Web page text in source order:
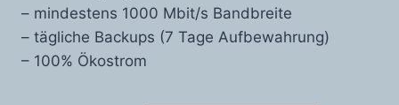
– mindestens 1000 Mbit/s Bandbreite
– tägliche Backups (7 Tage Aufbewahrung)
– 100% Ökostrom